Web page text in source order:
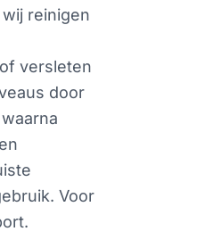
reinigen
versleten
door
Voor